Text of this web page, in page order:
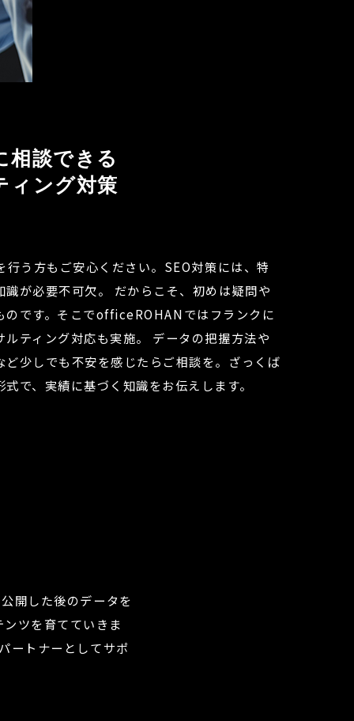
相談できる
ィング対策
行う方もご安心ください。SEO対策には、特
が必要不可欠。
だからこそ、初めは疑問や
です。 そこでofficeROHANではフランクに
ティング対応も実施。
データの把握方法や
ど少しでも不安を感じたらご相談を。ざっくば
で、実績に基づく知識をお伝えします。
開した後のデータを
ツを育てていきま
ートナーとしてサポ